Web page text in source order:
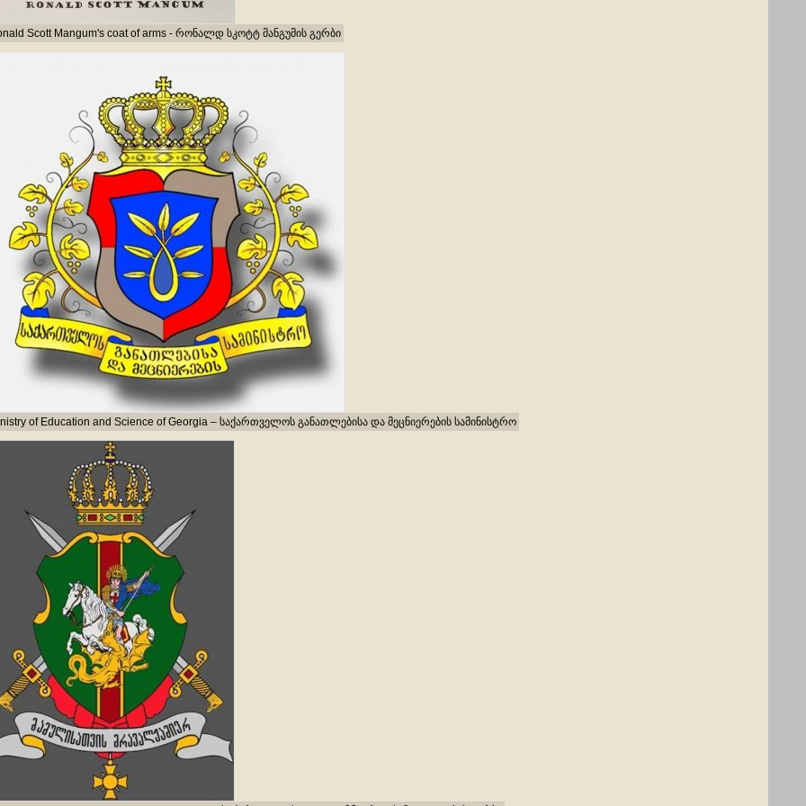
Scott Mangum's coat of arms - რონალდ სკოტტ მანგუმის გერბი
of Education and Science of Georgia – საქართველოს განათლებისა და მეცნიერების სამინისტრო